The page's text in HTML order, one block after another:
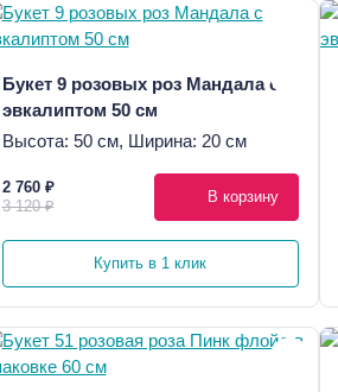
Букет 9 розовых роз Мандала с
эвкалиптом 50 см
Высота: 50 см, Ширина: 20 см
2 760 ₽
3 120 ₽
В корзину
Купить в 1 клик